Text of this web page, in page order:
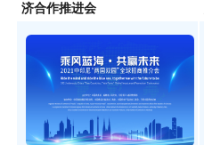
济合作推进会